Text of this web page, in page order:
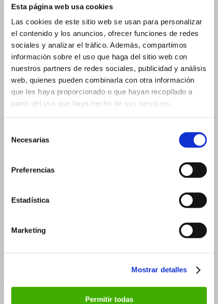
Esta página web usa cookies
Las cookies de este sitio web se usan para personalizar
el contenido y los anuncios, ofrecer funciones de redes
sociales y analizar el tráfico. Además, compartimos
información sobre el uso que haga del sitio web con
nuestros partners de redes sociales, publicidad y análisis
web, quienes pueden combinarla con otra información
que les haya proporcionado o que hayan recopilado a
partir del uso que haya hecho de sus servicios.
Necesarias
Preferencias
Estadística
Marketing
Mostrar detalles
Permitir todas
15 ml 23×57 mm
20 ml
20 ml 19×105 mm
20 ml 26×60 mm
Glass Vial for Droppers
2 ml
3 ml
3 ml – 16×37 mm
5 ml – 18×40 mm
10 ml
30 ml – 26×90 mm
Roll-on vials